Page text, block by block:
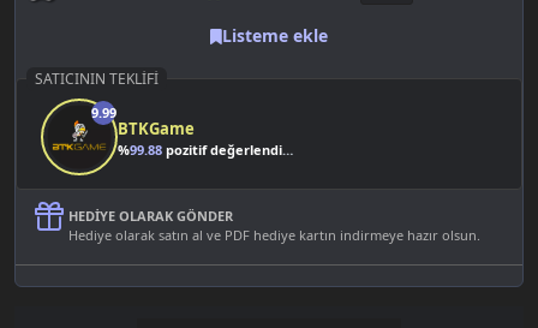
Listeme ekle
SATICININ TEKLIFI
9.99
BTKGame
%99.88 pozitif değerlendirme
HEDIYE OLARAK GÖNDER
Hediye olarak satın al ve PDF hediye kartın indirmeye hazır olsun.